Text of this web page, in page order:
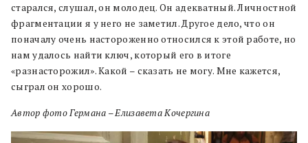
старался, слушал, он молодец. Он адекватный. Личностной
фрагментации я у него не заметил. Другое дело, что он
поначалу очень настороженно относился к этой работе, но
нам удалось найти ключ, который его в итоге
«разнасторожил». Какой – сказать не могу. Мне кажется,
сыграл он хорошо.
Автор фото Германа – Елизавета Кочергина